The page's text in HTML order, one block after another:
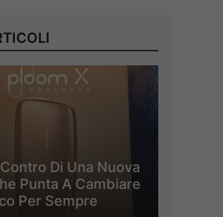
Di Una Nuova
Punta A Cambiare
Per Sempre